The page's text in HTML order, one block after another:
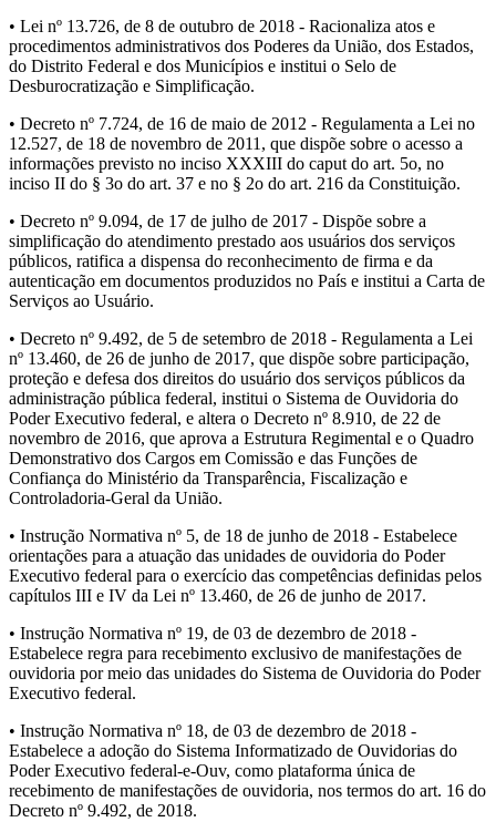
• Lei nº 13.726, de 8 de outubro de 2018 - Racionaliza atos e
procedimentos administrativos dos Poderes da União, dos Estados,
do Distrito Federal e dos Municípios e institui o Selo de
Desburocratização e Simplificação.
• Decreto nº 7.724, de 16 de maio de 2012 - Regulamenta a Lei no
12.527, de 18 de novembro de 2011, que dispõe sobre o acesso a
informações previsto no inciso XXXIII do caput do art. 5o, no
inciso II do § 3o do art. 37 e no § 2o do art. 216 da Constituição.
• Decreto nº 9.094, de 17 de julho de 2017 - Dispõe sobre a
simplificação do atendimento prestado aos usuários dos serviços
públicos, ratifica a dispensa do reconhecimento de firma e da
autenticação em documentos produzidos no País e institui a Carta de
Serviços ao Usuário.
• Decreto nº 9.492, de 5 de setembro de 2018 - Regulamenta a Lei
nº 13.460, de 26 de junho de 2017, que dispõe sobre participação,
proteção e defesa dos direitos do usuário dos serviços públicos da
administração pública federal, institui o Sistema de Ouvidoria do
Poder Executivo federal, e altera o Decreto nº 8.910, de 22 de
novembro de 2016, que aprova a Estrutura Regimental e o Quadro
Demonstrativo dos Cargos em Comissão e das Funções de
Confiança do Ministério da Transparência, Fiscalização e
Controladoria-Geral da União.
• Instrução Normativa nº 5, de 18 de junho de 2018 - Estabelece
orientações para a atuação das unidades de ouvidoria do Poder
Executivo federal para o exercício das competências definidas pelos
capítulos III e IV da Lei nº 13.460, de 26 de junho de 2017.
• Instrução Normativa nº 19, de 03 de dezembro de 2018 -
Estabelece regra para recebimento exclusivo de manifestações de
ouvidoria por meio das unidades do Sistema de Ouvidoria do Poder
Executivo federal.
• Instrução Normativa nº 18, de 03 de dezembro de 2018 -
Estabelece a adoção do Sistema Informatizado de Ouvidorias do
Poder Executivo federal-e-Ouv, como plataforma única de
recebimento de manifestações de ouvidoria, nos termos do art. 16 do
Decreto nº 9.492, de 2018.